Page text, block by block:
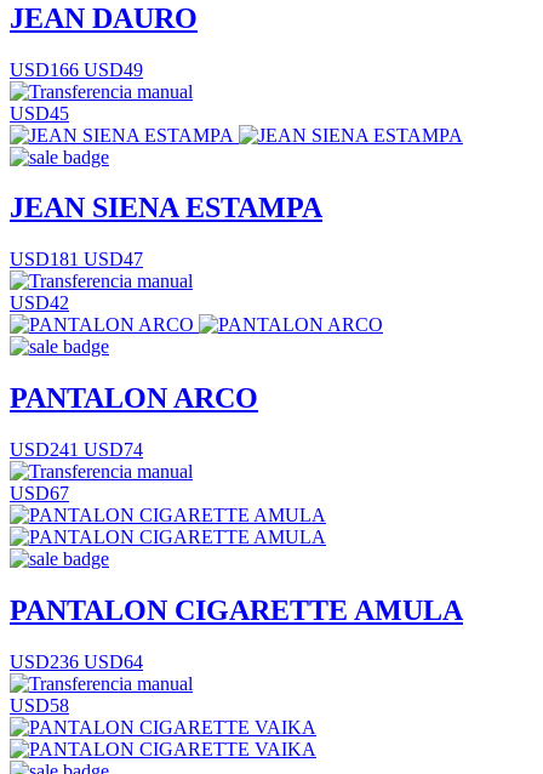
JEAN DAURO
USD166 USD49
USD45
JEAN SIENA ESTAMPA
USD181 USD47
USD42
PANTALON ARCO
USD241 USD74
USD67
PANTALON CIGARETTE AMULA
USD236 USD64
USD58